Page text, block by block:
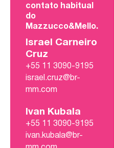
contato habitual
do
Mazzucco&Mello.
Israel Carneiro
Cruz
+55 11 3090-9195
israel.cruz@br-
mm.com
Ivan Kubala
+55 11 3090-9195
ivan.kubala@br-